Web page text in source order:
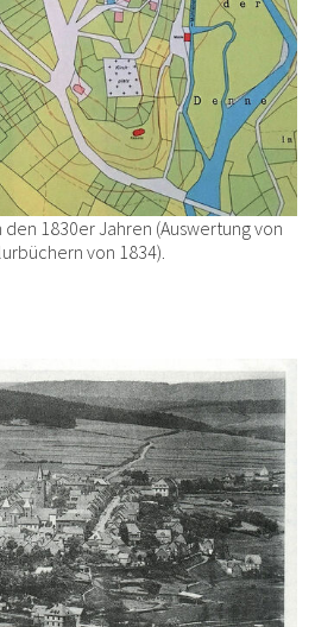
1830er Jahren (Auswertung von
von 1834).